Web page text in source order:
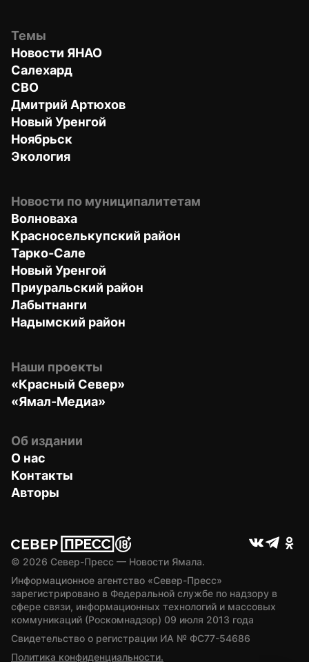
Темы
Новости ЯНАО
Салехард
СВО
Дмитрий Артюхов
Новый Уренгой
Ноябрьск
Экология
Новости по муниципалитетам
Волноваха
Красноселькупский район
Тарко-Сале
Новый Уренгой
Приуральский район
Лабытнанги
Надымский район
Наши проекты
«Красный Север»
«Ямал-Медиа»
Об издании
О нас
Контакты
Авторы
© 2026 Север-Пресс — Новости Ямала.
Информационное агентство «Север-Пресс»
зарегистрировано в Федеральной службе по надзору в
сфере связи, информационных технологий и массовых
коммуникаций (Роскомнадзор) 09 июля 2013 года
Свидетельство о регистрации ИА № ФС77-54686
Политика конфиденциальности.